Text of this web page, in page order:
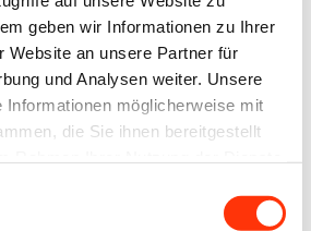
geben wir Informationen zu Ihrer
Website an unsere Partner für
und Analysen weiter. Unsere
Informationen möglicherweise mit
die Sie ihnen bereitgestellt
GmbH aus Bünde konnte
die Jugendlichen eine